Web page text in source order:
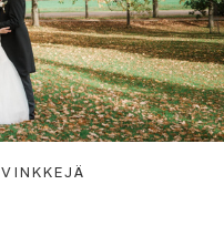
VINKKEJÄ